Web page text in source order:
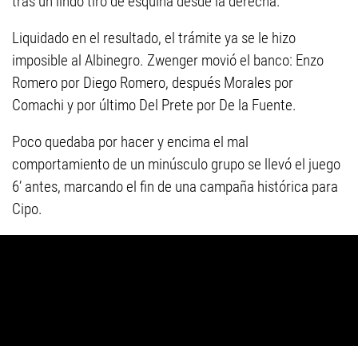
Liquidado en el resultado, el trámite ya se le hizo
imposible al Albinegro. Zwenger movió el banco: Enzo
Romero por Diego Romero, después Morales por
Comachi y por último Del Prete por De la Fuente.
Poco quedaba por hacer y encima el mal
comportamiento de un minúsculo grupo se llevó el juego
6’ antes, marcando el fin de una campaña histórica para
Cipo.